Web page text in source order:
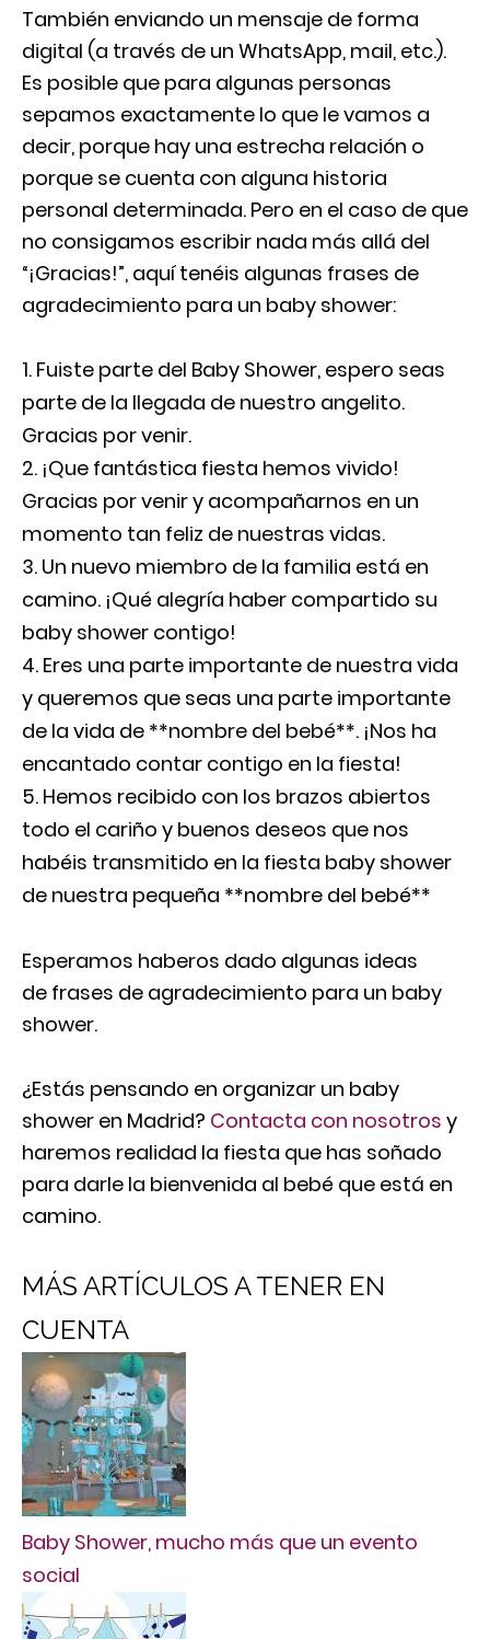
También enviando un mensaje de forma
digital (a través de un WhatsApp, mail, etc.).
Es posible que para algunas personas
sepamos exactamente lo que le vamos a
decir, porque hay una estrecha relación o
porque se cuenta con alguna historia
personal determinada. Pero en el caso de que
no consigamos escribir nada más allá del
“¡Gracias!”, aquí tenéis algunas frases de
agradecimiento para un baby shower:
Fuiste parte del Baby Shower, espero seas
parte de la llegada de nuestro angelito.
Gracias por venir.
¡Que fantástica fiesta hemos vivido!
Gracias por venir y acompañarnos en un
momento tan feliz de nuestras vidas.
Un nuevo miembro de la familia está en
camino. ¡Qué alegría haber compartido su
baby shower contigo!
Eres una parte importante de nuestra vida
y queremos que seas una parte importante
de la vida de **nombre del bebé**. ¡Nos ha
encantado contar contigo en la fiesta!
Hemos recibido con los brazos abiertos
todo el cariño y buenos deseos que nos
habéis transmitido en la fiesta baby shower
de nuestra pequeña **nombre del bebé**
Esperamos haberos dado algunas ideas
de frases de agradecimiento para un baby
shower.
¿Estás pensando en organizar un baby
shower en Madrid? Contacta con nosotros y
haremos realidad la fiesta que has soñado
para darle la bienvenida al bebé que está en
camino.
MÁS ARTÍCULOS A TENER EN
CUENTA
Baby Shower, mucho más que un evento
social